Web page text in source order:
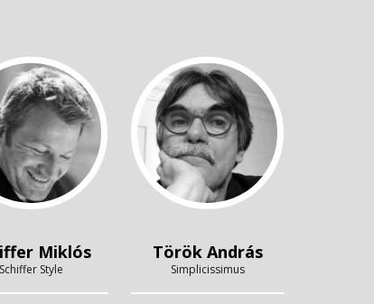
Miklós
Schiffer Style
Török András
Simplicissimus